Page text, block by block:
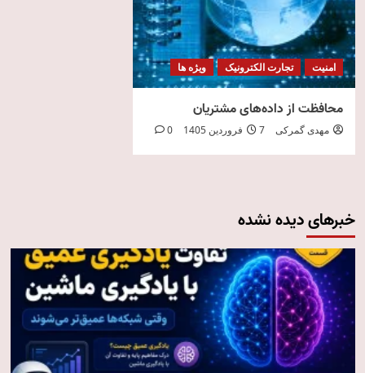
امنیت تجارت الکترونیک ویژه ها
محافظت از داده‌های مشتریان
مهدی گمرکی 7 فروردین 1405 0
خبرهای دیده نشده